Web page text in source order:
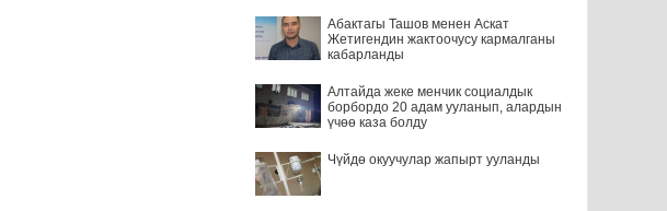
Абактагы Ташов менен Аскат
Жетигендин жактоочусу кармалганы
кабарланды
Алтайда жеке менчик социалдык
борбордо 20 адам ууланып, алардын
үчөө каза болду
Чүйдө окуучулар жапырт ууланды